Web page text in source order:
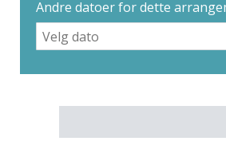
Andre datoer for dette